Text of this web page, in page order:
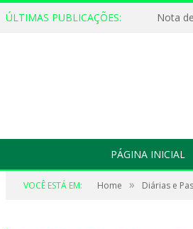
ÚLTIMAS PUBLICAÇÕES: Nota
PÁGINA INICIAL
VOCÊ ESTÁ EM: Home » Diárias e